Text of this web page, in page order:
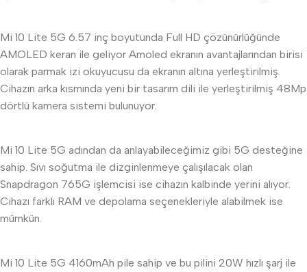
Mi 10 Lite 5G 6.57 inç boyutunda Full HD çözünürlüğünde
AMOLED keran ile geliyor Amoled ekranın avantajlarından birisi
olarak parmak izi okuyucusu da ekranın altına yerleştirilmiş.
Cihazın arka kısmında yeni bir tasarım dili ile yerleştirilmiş 48Mp
dörtlü kamera sistemi bulunuyor.
Mi 10 Lite 5G adından da anlayabileceğimiz gibi 5G desteğine
sahip. Sıvı soğutma ile dizginlenmeye çalışılacak olan
Snapdragon 765G işlemcisi ise cihazın kalbinde yerini alıyor.
Cihazı farklı RAM ve depolama seçenekleriyle alabilmek ise
mümkün.
Mi 10 Lite 5G 4160mAh pile sahip ve bu pilini 20W hızlı şarj ile